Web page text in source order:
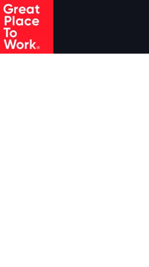
.
Skip to main content